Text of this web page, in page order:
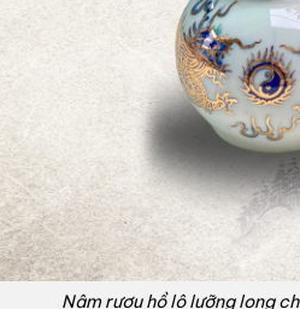
Nậm rượu hồ lô lưỡng long